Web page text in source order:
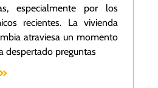
especialmente por los
recientes. La vivienda
atraviesa un momento
despertado preguntas